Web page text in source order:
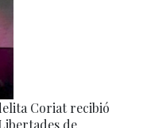
Coriat recibió
de